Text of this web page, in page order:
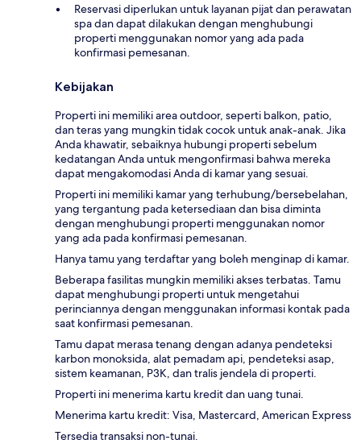
Reservasi diperlukan untuk layanan pijat dan perawatan
spa dan dapat dilakukan dengan menghubungi
properti menggunakan nomor yang ada pada
konfirmasi pemesanan.
Kebijakan
Properti ini memiliki area outdoor, seperti balkon, patio,
dan teras yang mungkin tidak cocok untuk anak-anak. Jika
Anda khawatir, sebaiknya hubungi properti sebelum
kedatangan Anda untuk mengonfirmasi bahwa mereka
dapat mengakomodasi Anda di kamar yang sesuai.
Properti ini memiliki kamar yang terhubung/bersebelahan,
yang tergantung pada ketersediaan dan bisa diminta
dengan menghubungi properti menggunakan nomor
yang ada pada konfirmasi pemesanan.
Hanya tamu yang terdaftar yang boleh menginap di kamar.
Beberapa fasilitas mungkin memiliki akses terbatas. Tamu
dapat menghubungi properti untuk mengetahui
perinciannya dengan menggunakan informasi kontak pada
saat konfirmasi pemesanan.
Tamu dapat merasa tenang dengan adanya pendeteksi
karbon monoksida, alat pemadam api, pendeteksi asap,
sistem keamanan, P3K, dan tralis jendela di properti.
Properti ini menerima kartu kredit dan uang tunai.
Menerima kartu kredit: Visa, Mastercard, American Express
Tersedia transaksi non-tunai.